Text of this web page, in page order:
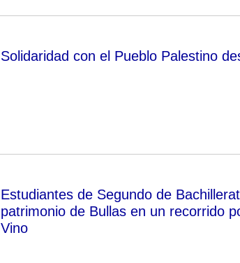
Solidaridad con el Pueblo Palestino
Estudiantes de Segundo de
patrimonio de Bullas en un recorrido
Vino